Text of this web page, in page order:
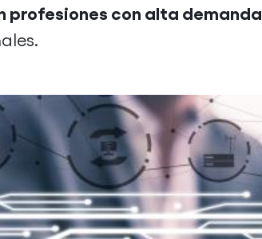
profesiones con alta demanda